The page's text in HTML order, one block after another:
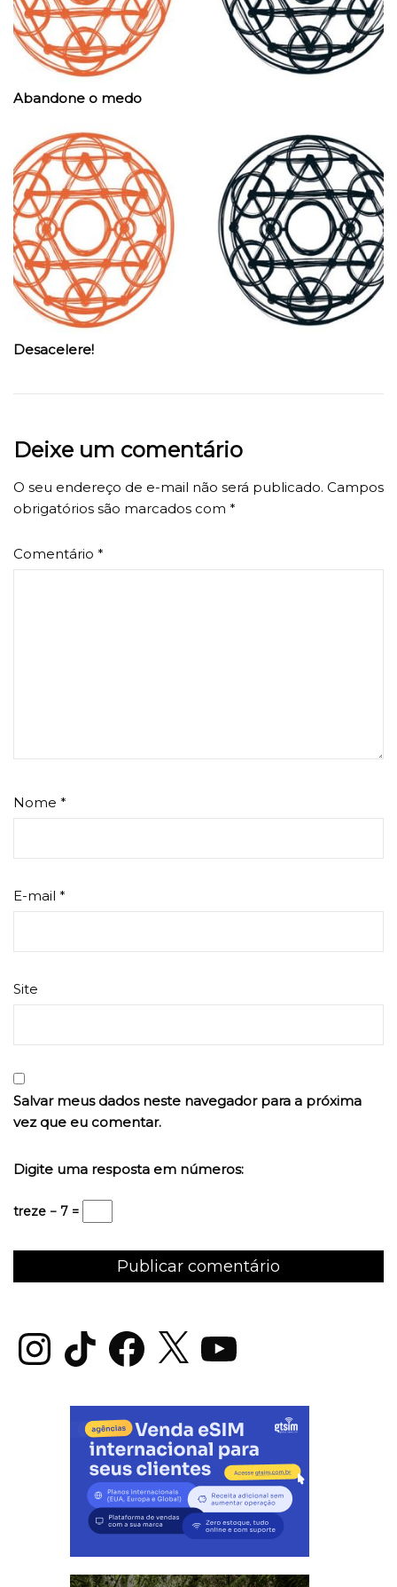
Abandone o medo
Desacelere!
Deixe um comentário
O seu endereço de e-mail não será publicado. Campos
obrigatórios são marcados com *
Comentário *
Nome *
E-mail *
Site
Salvar meus dados neste navegador para a próxima
vez que eu comentar.
Digite uma resposta em números:
treze − 7 =
InstagramTikTok Facebook
X YouTube